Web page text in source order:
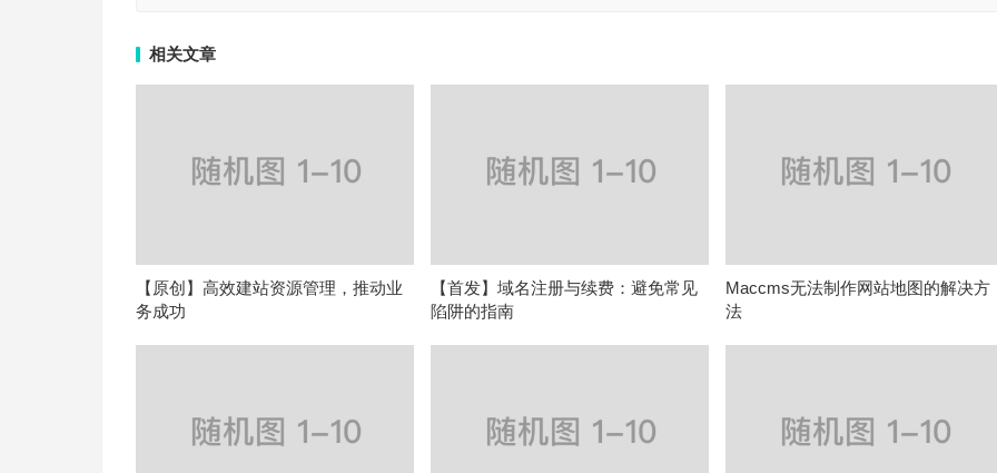
相关文章
【原创】高效建站资源管理，推动业
务成功
【首发】域名注册与续费：避免常见
陷阱的指南
Maccms无法制作网站地图的解决方
法